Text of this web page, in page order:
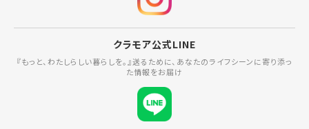
クラモア公式LINE
『もっと、わたしらしい暮らしを。』送るために、あなたのライフシーンに寄り添っ
た情報をお届け